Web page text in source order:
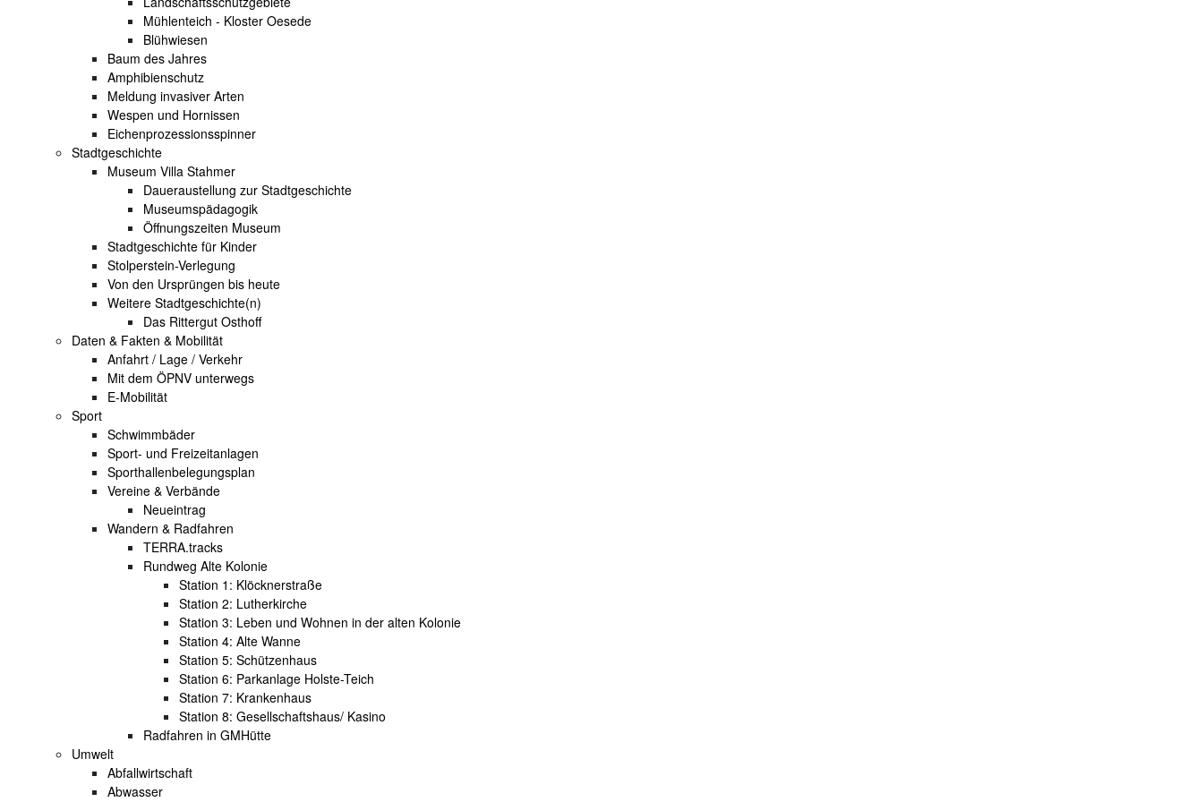
Mühlenteich - Kloster Oesede
Blühwiesen
Baum des Jahres
Amphibienschutz
Meldung invasiver Arten
Wespen und Hornissen
Eichenprozessionsspinner
Stadtgeschichte
Museum Villa Stahmer
Daueraustellung zur Stadtgeschichte
Museumspädagogik
Öffnungszeiten Museum
Stadtgeschichte für Kinder
Stolperstein-Verlegung
Von den Ursprüngen bis heute
Weitere Stadtgeschichte(n)
Das Rittergut Osthoff
Daten & Fakten & Mobilität
Anfahrt / Lage / Verkehr
Mit dem ÖPNV unterwegs
E-Mobilität
Sport
Schwimmbäder
Sport- und Freizeitanlagen
Sporthallenbelegungsplan
Vereine & Verbände
Neueintrag
Wandern & Radfahren
TERRA.tracks
Rundweg Alte Kolonie
Station 1: Klöcknerstraße
Station 2: Lutherkirche
Station 3: Leben und Wohnen in der alten Kolonie
Station 4: Alte Wanne
Station 5: Schützenhaus
Station 6: Parkanlage Holste-Teich
Station 7: Krankenhaus
Station 8: Gesellschaftshaus/ Kasino
Radfahren in GMHütte
Umwelt
Abfallwirtschaft
Abwasser